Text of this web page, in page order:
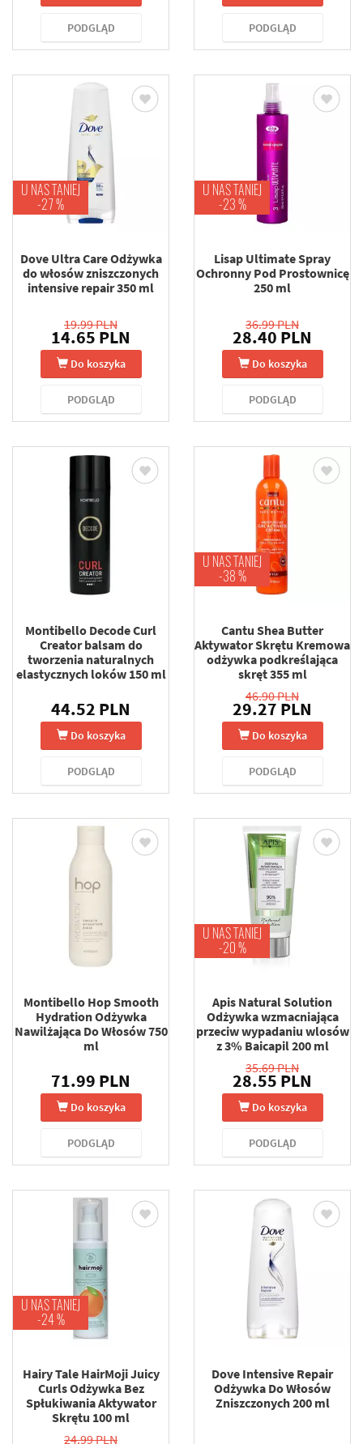
PODGLĄD PODGLĄD
U NAS TANIEJ
-27 %
Dove Ultra Care Odżywka
do włosów zniszczonych
intensive repair 350 ml
19.99 PLN
14.65 PLN
Do koszyka
PODGLĄD
U NAS TANIEJ
-23 %
Lisap Ultimate Spray
Ochronny Pod Prostownicę
250 ml
36.99 PLN
28.40 PLN
Do koszyka
PODGLĄD
Montibello Decode Curl
Creator balsam do
tworzenia naturalnych
elastycznych loków 150 ml
44.52 PLN
Do koszyka
PODGLĄD
U NAS TANIEJ
-38 %
Cantu Shea Butter
Aktywator Skrętu Kremowa
odżywka podkreślająca
skręt 355 ml
46.90 PLN
29.27 PLN
Do koszyka
PODGLĄD
Montibello Hop Smooth
Hydration Odżywka
Nawilżająca Do Włosów 750
ml
71.99 PLN
Do koszyka
PODGLĄD
U NAS TANIEJ
-20 %
Apis Natural Solution
Odżywka wzmacniająca
przeciw wypadaniu wlosów
z 3% Baicapil 200 ml
35.69 PLN
28.55 PLN
Do koszyka
PODGLĄD
U NAS TANIEJ
-24 %
Hairy Tale HairMoji Juicy
Curls Odżywka Bez
Spłukiwania Aktywator
Skrętu 100 ml
24.99 PLN
Dove Intensive Repair
Odżywka Do Włosów
Zniszczonych 200 ml